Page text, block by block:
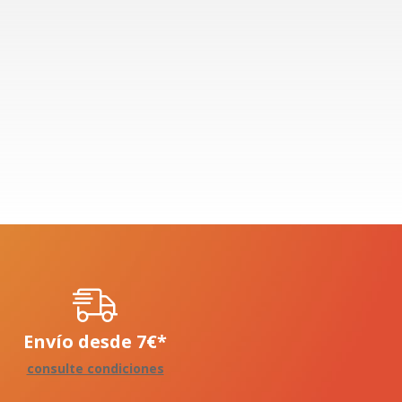
Envío desde 7€*
consulte condiciones